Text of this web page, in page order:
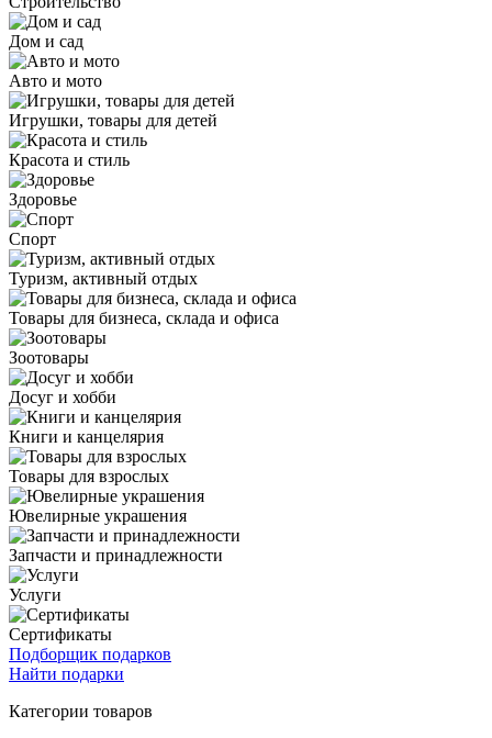
Дом и сад
Авто и мото
Игрушки, товары для детей
Красота и стиль
Здоровье
Спорт
Туризм, активный отдых
Товары для бизнеса, склада и офиса
Зоотовары
Досуг и хобби
Книги и канцелярия
Товары для взрослых
Ювелирные украшения
Запчасти и принадлежности
Услуги
Сертификаты
Подборщик подарков
Найти подарки
Категории товаров